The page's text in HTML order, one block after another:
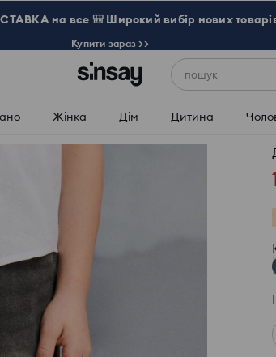
на все 🎒 Широкий вибір нових
Купити зараз >>
пошук
Жінка Дім Дитина